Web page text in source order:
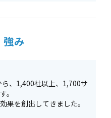
み
、1,400社以上、1,700サ
。
果を創出してきました。